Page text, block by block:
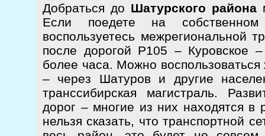
Добраться до Шатурского района
Если поедете на
воспользуетесь межрегиональной
после дорогой Р105 – Куровское
более часа. Можно
– через Шатуров и другие
транссибирская магистраль.
дорог – многие из них находятся
нельзя сказать, что транспортной